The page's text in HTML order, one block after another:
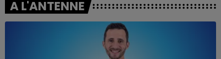
A L'ANTENNE